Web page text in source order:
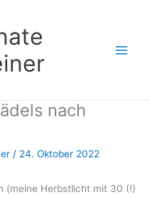
nach
/ 24. Oktober 2022
(meine Herbstlicht mit 30 (!)